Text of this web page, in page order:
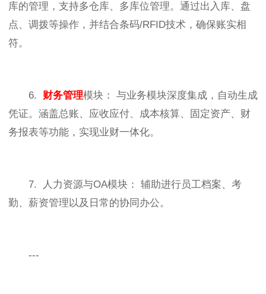
库的管理，支持多仓库、多库位管理。通过出入库、盘
点、调拨等操作，并结合条码/RFID技术，确保账实相
符。
6. 财务管理模块： 与业务模块深度集成，自动生成
凭证。涵盖总账、应收应付、成本核算、固定资产、财
务报表等功能，实现业财一体化。
7. 人力资源与OA模块： 辅助进行员工档案、考
勤、薪资管理以及日常的协同办公。
---